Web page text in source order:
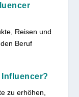
Reisen und
Beruf
zu erhöhen,